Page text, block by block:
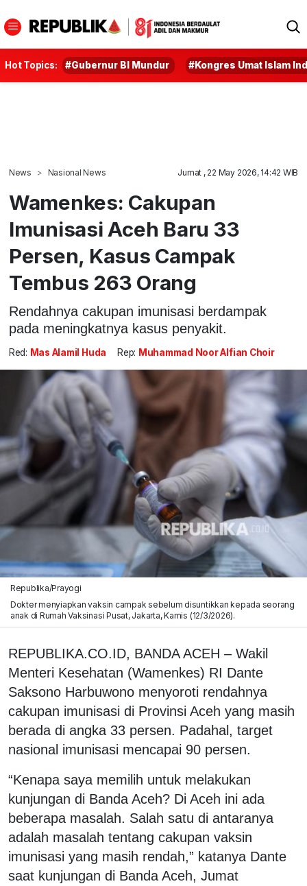
Hot Topics: #Gubernur BI Mundur #Kongres Umat Islam
News Nasional News Jumat , 22 May 2026, 14:42 WIB
Wamenkes: Cakupan
Imunisasi Aceh Baru 33
Persen, Kasus Campak
Tembus 263 Orang
Rendahnya cakupan imunisasi berdampak
pada meningkatnya kasus penyakit.
Red: Mas Alamil Huda Rep: Muhammad Noor Alfian Choir
Republika/Prayogi
Dokter menyiapkan vaksin campak sebelum disuntikkan kepada seorang
anak di Rumah Vaksinasi Pusat, Jakarta, Kamis (12/3/2026).
REPUBLIKA.CO.ID, BANDA ACEH – Wakil
Menteri Kesehatan (Wamenkes) RI Dante
Saksono Harbuwono menyoroti rendahnya
cakupan imunisasi di Provinsi Aceh yang masih
berada di angka 33 persen. Padahal, target
nasional imunisasi mencapai 90 persen.
“Kenapa saya memilih untuk melakukan
kunjungan di Banda Aceh? Di Aceh ini ada
beberapa masalah. Salah satu di antaranya
adalah masalah tentang cakupan vaksin
imunisasi yang masih rendah,” katanya Dante
saat kunjungan di Banda Aceh, Jumat